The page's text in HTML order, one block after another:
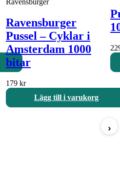
Ravensburger
Ravensburger
Pussel – Cyklar i
Amsterdam 1000
bitar
179 kr
Lägg till i varukorg
›